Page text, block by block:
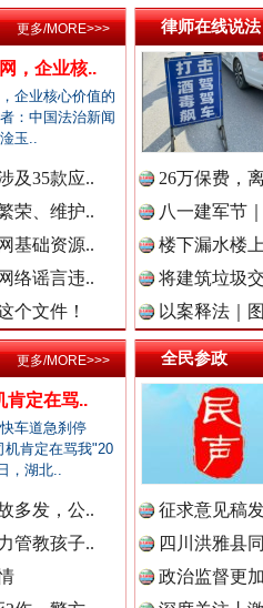
业新闻网.
业新闻网.
频新闻网.
政法纪网.
师在线.
参政网.中
害部门
“
，企业核..
企业核心价值的
：中国法治新闻
玉..
及35款应..
荣、维护..
基础资源..
络谣言违..
个文件！
更多/MORE>>> 律师在线说法
26万保费，
八一建军节
楼下漏水楼
将建筑垃圾
以案释法｜
肯定在骂..
车道急刹停
机肯定在骂我"20
，湖北..
多发，公..
管教孩子..
更多/MORE>>> 全民参政
征求意见稿
四川洪雅县
政治监督更